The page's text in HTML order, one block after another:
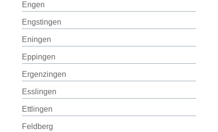
Engen
Engstingen
Eningen
Eppingen
Ergenzingen
Esslingen
Ettlingen
Feldberg